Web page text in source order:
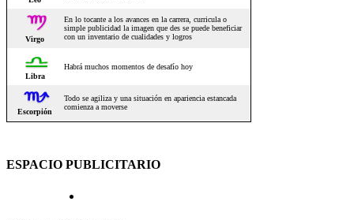
ESPACIO PUBLICITARIO